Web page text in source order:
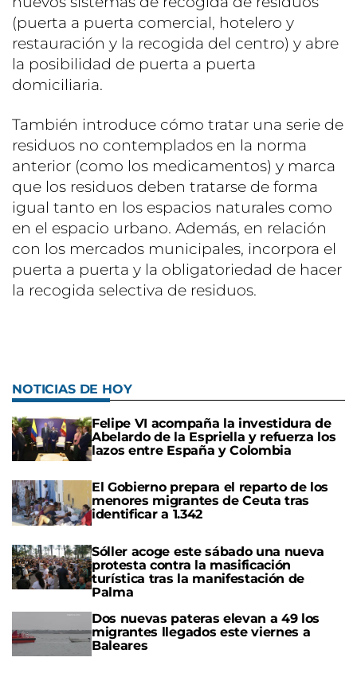
(puerta a puerta comercial, hotelero y
restauración y la recogida del centro) y abre
la posibilidad de puerta a puerta
domiciliaria.
También introduce cómo tratar una serie de
residuos no contemplados en la norma
anterior (como los medicamentos) y marca
que los residuos deben tratarse de forma
igual tanto en los espacios naturales como
en el espacio urbano. Además, en relación
con los mercados municipales, incorpora el
puerta a puerta y la obligatoriedad de hacer
la recogida selectiva de residuos.
NOTICIAS DE HOY
Felipe VI acompaña la investidura de
Abelardo de la Espriella y refuerza los
lazos entre España y Colombia
El Gobierno prepara el reparto de los
menores migrantes de Ceuta tras
identificar a 1.342
Sóller acoge este sábado una nueva
protesta contra la masificación
turística tras la manifestación de
Palma
Dos nuevas pateras elevan a 49 los
migrantes llegados este viernes a
Baleares